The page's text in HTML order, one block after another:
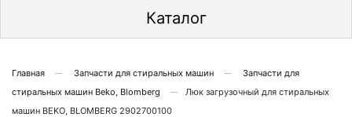
Каталог
Главная Запчасти для стиральных машин
Запчасти для
стиральных машин Beko, Blomberg
Люк загрузочный для стиральных
машин BEKO, BLOMBERG 2902700100